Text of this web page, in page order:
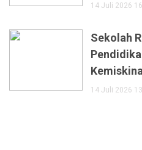
14 Juli 2026
Sekolah
14 Juli 2026